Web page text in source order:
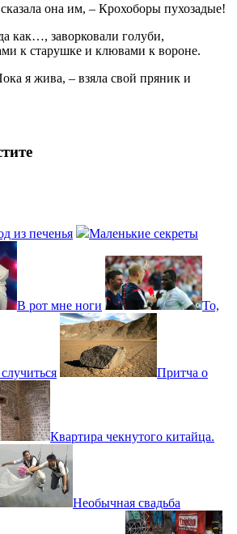
она им, – Крохоборы пухозадые!
заворковали голуби,
к старушке и клювами к вороне.
я жива, – взяла свой пряник и
из печенья Маленькие секреты
В рот мне ноги То,
Притча о
Квартира чекнутого китайца.
Необычная свадьба